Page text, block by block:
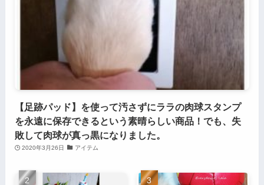
【足跡パッド】を使って汚さずにララの肉球スタンプ
を永遠に保存できるという素晴らしい商品！でも、失
敗して肉球が真っ黒になりました。
2020年3月26日 アイテム